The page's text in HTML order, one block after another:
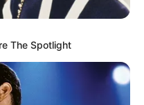
Mientras
que el
le jugó
a los
otros sugieren que
para elevar el
The Spotlight